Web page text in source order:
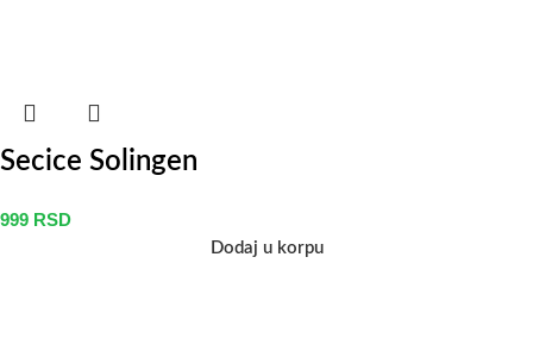
Secice Solingen
999 RSD
Dodaj u korpu